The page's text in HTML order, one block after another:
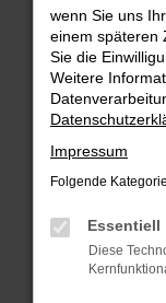
Beim Laden
Hier sind ein
Überprüfe
Laden
Prüfe
können
anderen
wenn Sie uns
einem späteren
Sie die
Weitere
Impressum
Folgende
Essentiell
Diese